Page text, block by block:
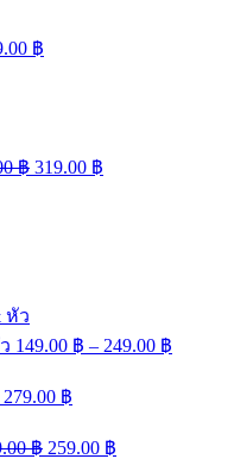
฿
฿ 319.00 ฿
149.00 ฿ – 249.00 ฿
279.00 ฿
฿ 259.00 ฿